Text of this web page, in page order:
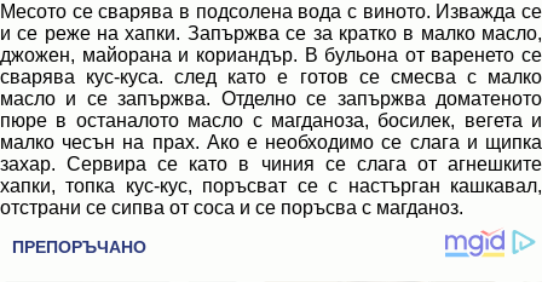
Месото се сварява в подсолена вода с виното. Изважда се
и се реже на хапки. Запържва се за кратко в малко масло,
джожен, майорана и кориандър. В бульона от варенето се
сварява кус-куса. след като е готов се смесва с малко
масло и се запържва. Отделно се запържва доматеното
пюре в останалото масло с магданоза, босилек, вегета и
малко чесън на прах. Ако е необходимо се слага и щипка
захар. Сервира се като в чиния се слага от агнешките
хапки, топка кус-кус, поръсват се с настърган кашкавал,
отстрани се сипва от соса и се поръсва с магданоз.